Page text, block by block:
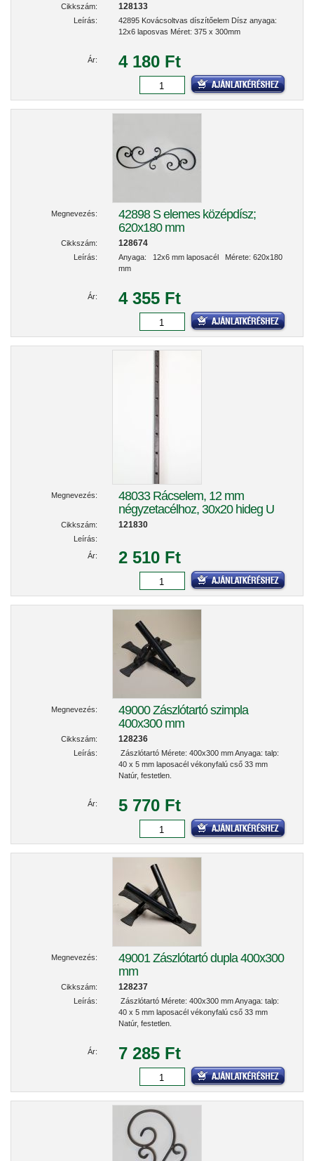
Cikkszám: 128133
Leírás:
42895 Kovácsoltvas díszítőelem Dísz anyaga:
12x6 laposvas Méret: 375 x 300mm
Ár: 4 180 Ft
Megnevezés:
42898 S elemes középdísz;
620x180 mm
Cikkszám: 128674
Leírás:
Anyaga: 12x6 mm laposacél Mérete: 620x180
mm
Ár: 4 355 Ft
Megnevezés:
48033 Rácselem, 12 mm
négyzetacélhoz, 30x20 hideg U
Cikkszám: 121830
Leírás:
Ár:
2 510 Ft
Megnevezés:
49000 Zászlótartó szimpla
400x300 mm
Cikkszám: 128236
Leírás:
Zászlótartó Mérete: 400x300 mm Anyaga: talp:
40 x 5 mm laposacél vékonyfalú cső 33 mm
Natúr, festetlen.
Ár: 5 770 Ft
Megnevezés:
49001 Zászlótartó dupla 400x300
mm
Cikkszám: 128237
Leírás:
Zászlótartó Mérete: 400x300 mm Anyaga: talp:
40 x 5 mm laposacél vékonyfalú cső 33 mm
Natúr, festetlen.
Ár: 7 285 Ft